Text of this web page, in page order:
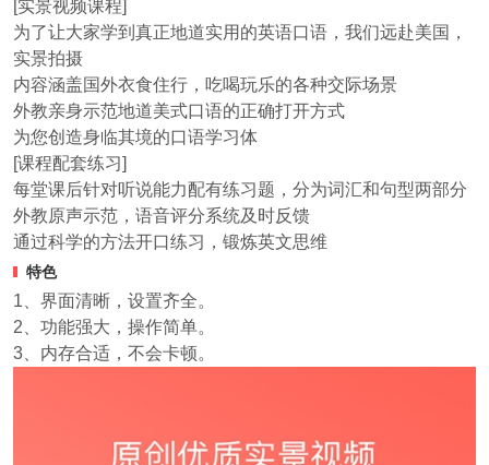
[实景视频课程]
为了让大家学到真正地道实用的英语口语，我们远赴美国，
实景拍摄
内容涵盖国外衣食住行，吃喝玩乐的各种交际场景
外教亲身示范地道美式口语的正确打开方式
为您创造身临其境的口语学习体
[课程配套练习]
每堂课后针对听说能力配有练习题，分为词汇和句型两部分
外教原声示范，语音评分系统及时反馈
通过科学的方法开口练习，锻炼英文思维
特色
1、界面清晰，设置齐全。
2、功能强大，操作简单。
3、内存合适，不会卡顿。